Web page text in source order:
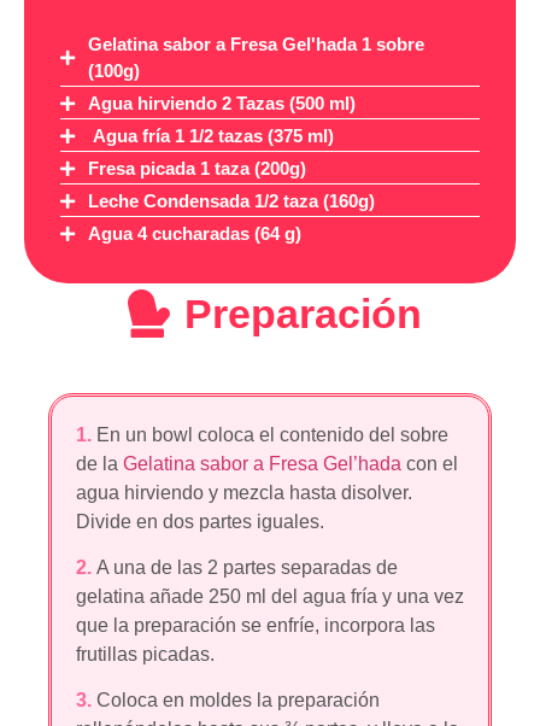
Gelatina sabor a Fresa Gel'hada 1 sobre
(100g)
Agua hirviendo 2 Tazas (500 ml)
Agua fría 1 1/2 tazas (375 ml)
Fresa picada 1 taza (200g)
Leche Condensada 1/2 taza (160g)
Agua 4 cucharadas (64 g)
Preparación
1. En un bowl coloca el contenido del sobre
de la Gelatina sabor a Fresa Gel’hada con el
agua hirviendo y mezcla hasta disolver.
Divide en dos partes iguales.
2. A una de las 2 partes separadas de
gelatina añade 250 ml del agua fría y una vez
que la preparación se enfríe, incorpora las
frutillas picadas.
3. Coloca en moldes la preparación